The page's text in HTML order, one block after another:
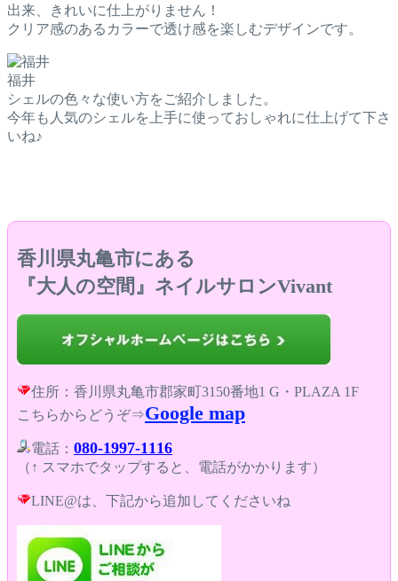
出来、きれいに仕上がりません！
クリア感のあるカラーで透け感を楽しむデザインです。
福井
シェルの色々な使い方をご紹介しました。
今年も人気のシェルを上手に使っておしゃれに仕上げて下さ
いね♪
香川県丸亀市にある
『大人の空間』ネイルサロンVivant
住所：香川県丸亀市郡家町3150番地1 G・PLAZA 1F
こちらからどうぞ⇒Google map
電話： 080-1997-1116
（↑ スマホでタップすると、電話がかかります）
LINE@は、下記から追加してくださいね